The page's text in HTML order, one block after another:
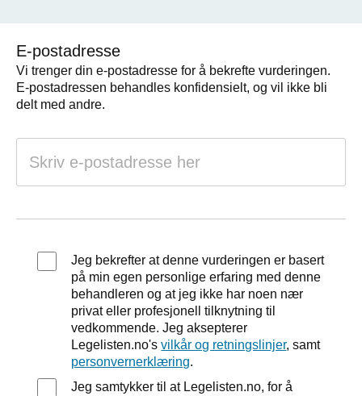
E-postadresse
Vi trenger din e-postadresse for å bekrefte vurderingen.
E-postadressen behandles konfidensielt, og vil ikke bli
delt med andre.
Jeg bekrefter at denne vurderingen er basert
på min egen personlige erfaring med denne
behandleren og at jeg ikke har noen nær
privat eller profesjonell tilknytning til
vedkommende. Jeg aksepterer
Legelisten.no'svilkår og retningslinjer, samt
personvernerklæring.
Jeg samtykker til at Legelisten.no, for å